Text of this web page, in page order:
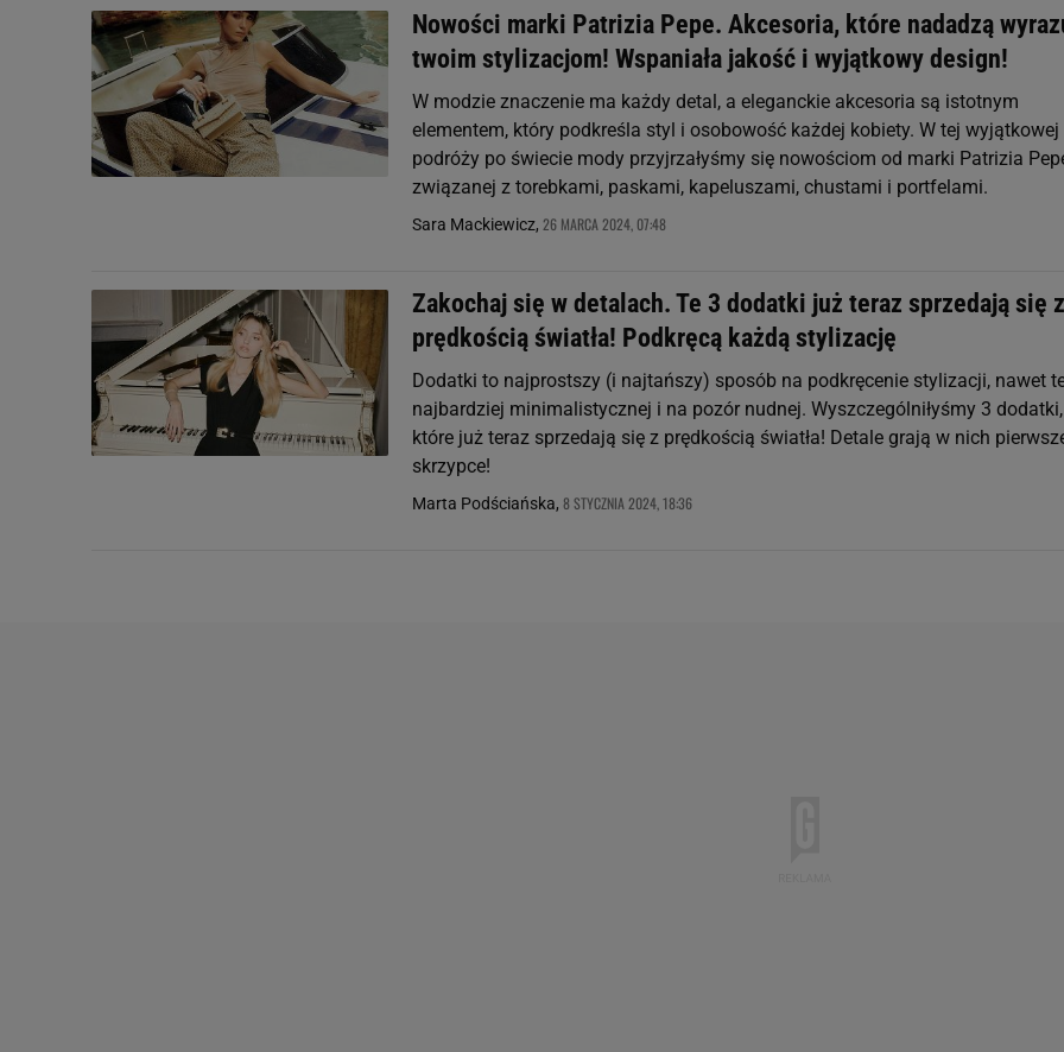
Nowości marki Patrizia Pepe. Akcesoria, które nadadzą
twoim stylizacjom! Wspaniała jakość i wyjątkowy design!
W modzie znaczenie ma każdy detal, a eleganckie akcesoria są istotnym
elementem, który podkreśla styl i osobowość każdej kobiety. W tej wyjątkowej
podróży po świecie mody przyjrzałyśmy się nowościom od marki Patrizia
związanej z torebkami, paskami, kapeluszami, chustami i portfelami.
Sara Mackiewicz, 26 MARCA 2024, 07:48
Zakochaj się w detalach. Te 3 dodatki już teraz sprzedają się z
prędkością światła! Podkręcą każdą stylizację
Dodatki to najprostszy (i najtańszy) sposób na podkręcenie stylizacji, nawet
najbardziej minimalistycznej i na pozór nudnej. Wyszczególniłyśmy 3 dodatki,
które już teraz sprzedają się z prędkością światła! Detale grają w nich
skrzypce!
Marta Podściańska, 8 STYCZNIA 2024, 18:36